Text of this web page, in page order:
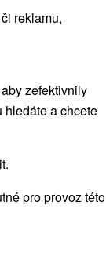
reklamu,
zefektivnily
hledáte a chcete
pro provoz této